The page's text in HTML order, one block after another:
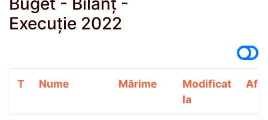
Execuție 2022
T Nume Mărime
Modificat
la